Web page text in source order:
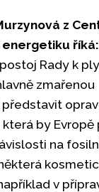
z
říká:
Rady k
zmařenou
by Evropě
na
v